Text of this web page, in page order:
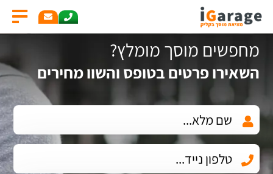
מחפשים מוסך מומלץ?
השאירו פרטים בטופס והשוו מחירים